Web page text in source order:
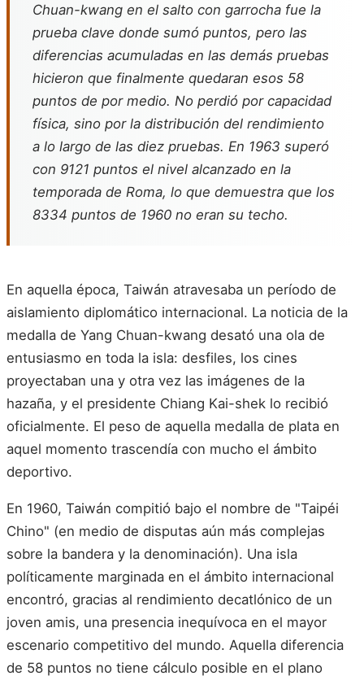
Chuan-kwang en el salto con garrocha fue la
prueba clave donde sumó puntos, pero las
diferencias acumuladas en las demás pruebas
hicieron que finalmente quedaran esos 58
puntos de por medio. No perdió por capacidad
física, sino por la distribución del rendimiento
a lo largo de las diez pruebas. En 1963 superó
con 9121 puntos el nivel alcanzado en la
temporada de Roma, lo que demuestra que los
8334 puntos de 1960 no eran su techo.
En aquella época, Taiwán atravesaba un período de
aislamiento diplomático internacional. La noticia de la
medalla de Yang Chuan-kwang desató una ola de
entusiasmo en toda la isla: desfiles, los cines
proyectaban una y otra vez las imágenes de la
hazaña, y el presidente Chiang Kai-shek lo recibió
oficialmente. El peso de aquella medalla de plata en
aquel momento trascendía con mucho el ámbito
deportivo.
En 1960, Taiwán compitió bajo el nombre de "Taipéi
Chino" (en medio de disputas aún más complejas
sobre la bandera y la denominación). Una isla
políticamente marginada en el ámbito internacional
encontró, gracias al rendimiento decatlónico de un
joven amis, una presencia inequívoca en el mayor
escenario competitivo del mundo. Aquella diferencia
de 58 puntos no tiene cálculo posible en el plano